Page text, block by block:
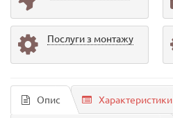
Послуги з монтажу
Опис Характеристики